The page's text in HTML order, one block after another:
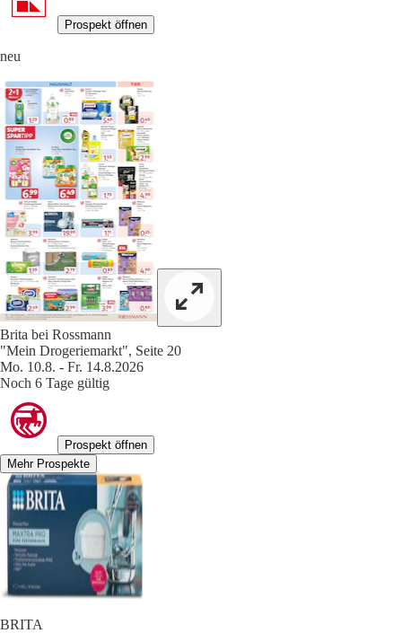
Prospekt öffnen
neu
Brita bei Rossmann
"Mein Drogeriemarkt", Seite 20
Mo. 10.8. - Fr. 14.8.2026
Noch 6 Tage gültig
Prospekt öffnen
Mehr Prospekte
BRITA